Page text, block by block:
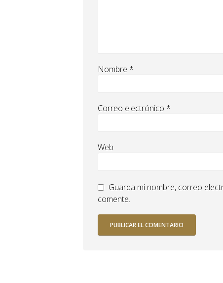
Nombre *
Correo electrónico *
Web
Guarda mi nombre, correo
comente.